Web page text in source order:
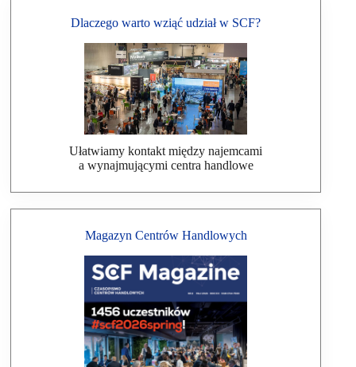
Dlaczego warto wziąć udział w SCF?
Ułatwiamy kontakt między najemcami
a wynajmującymi centra handlowe
Magazyn Centrów Handlowych